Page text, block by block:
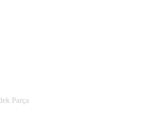
Parça